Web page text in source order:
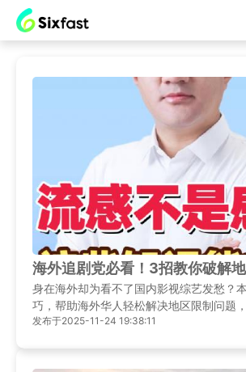
海外追剧党必看！3招教你破解
身在海外却为看不了国内影视综艺发愁？
巧，帮助海外华人轻松解决地区限制问题
发布于2025-11-24 19:38:11